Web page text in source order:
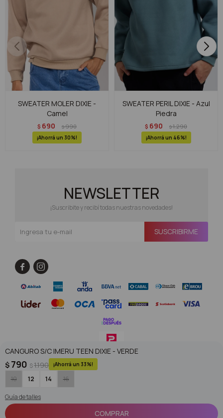
CANGURO S/C IMERU TEEN DIXIE - VERDE
$ 790 $1.190 33
10 12 14 16
Guía de talles
COMPRAR
SWEATER MOLER DIXIE -
Camel
$ 690 $990
30
SWEATER PERIL DIXIE - Azul
Piedra
$ 690 $1.290
46
NEWSLETTER
¡Suscribite y recibí todas nuestras novedades!
SUSCRIBIRME
 
© Copyright 2026 / Superoutlet / FORTER S.A Rut 213720560017